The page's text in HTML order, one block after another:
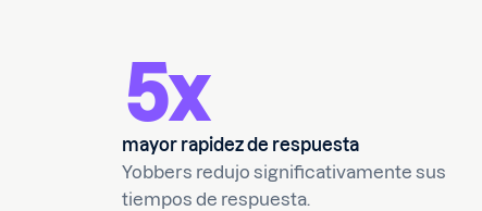
5x
mayor rapidez de respuesta
Yobbers redujo significativamente sus
tiempos de respuesta.